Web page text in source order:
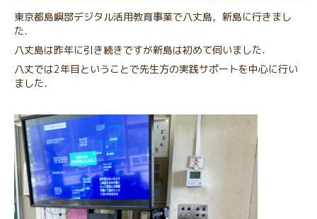
東京都島嶼部デジタル活用教育事業で八丈島，新島に行きまし
た．
八丈島は昨年に引き続きですが新島は初めて伺いました．
八丈では2年目ということで先生方の実践サポートを中心に行い
ました．